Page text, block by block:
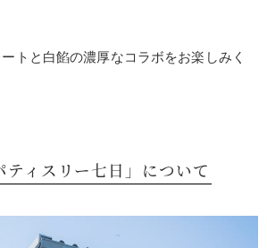
トと白餡の濃厚なコラボをお楽しみく
ティスリー七日」について